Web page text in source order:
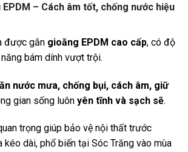
– Cách âm tốt, chống nước hiệu
được gắn gioăng EPDM cao cấp, có độ
bám dính vượt trội.
nước mưa, chống bụi, cách âm, giữ
gian sống luôn yên tĩnh và sạch sẽ.
trọng giúp bảo vệ nội thất trước
dài, phổ biến tại Sóc Trăng vào mùa